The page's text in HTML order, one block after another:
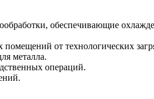
обеспечивающие
помещений от технологических
металла.
операций.